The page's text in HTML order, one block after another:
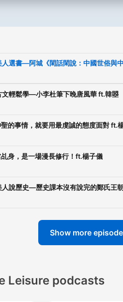
上知天文，
合作邀約請
FB粉絲專頁
喜歡我們節
打賞連結：
人選書—阿城《閑話閑說：中國世俗與中
文輕鬆學—小李杜筆下晚唐風華 ft.韓曌
聖的事情，就要用最虔誠的態度面對 ft.
身，是一場漫長修行！ft.楊子儀
人說歷史—歷史課本沒有說完的鄭氏王
Show more
Leisure podcasts